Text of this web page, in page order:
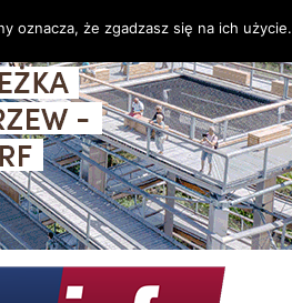
oznacza, że zgadzasz się na ich użycie.